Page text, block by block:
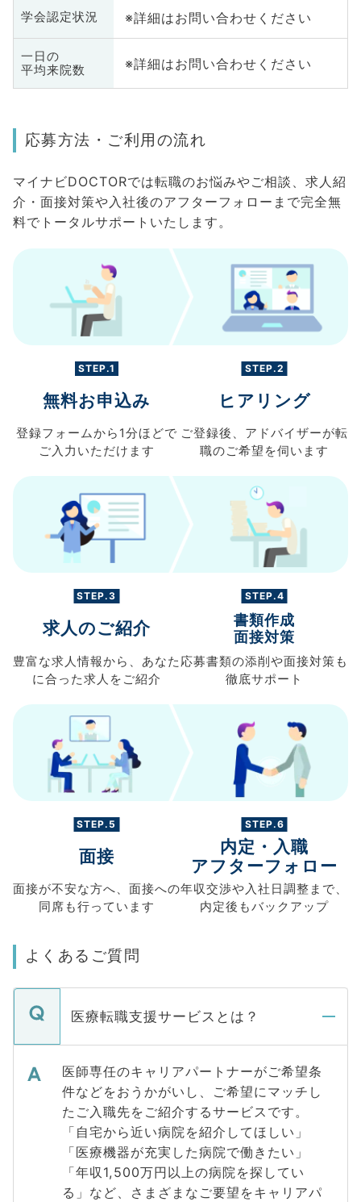
学会認定状況 ※詳細はお問い合わせください
一日の
平均来院数
※詳細はお問い合わせください
応募方法・ご利用の流れ
マイナビDOCTORでは転職のお悩みやご相談、求人紹
介・面接対策や入社後のアフターフォローまで完全無
料でトータルサポートいたします。
STEP.1
無料お申込み
登録フォームから 1分ほどで
ご入力 いただけます
STEP.2
ヒアリング
ご登録後、 アドバイザーが転
職のご希望を伺います
STEP.3
求人のご紹介
豊富な求人情報から、 あなた
に合った求人を ご紹介
STEP.4
書類作成
面接対策
応募書類の添削や面接対策も
徹底サポート
STEP.5
面接
面接が不安な方へ、 面接への
同席も行っています
STEP.6
内定・入職
アフターフォロー
年収交渉や入社日調整まで、
内定後もバックアップ
よくあるご質問
医療転職支援サービスとは？
医師専任のキャリアパートナーがご希望条
件などをおうかがいし、ご希望にマッチし
たご入職先をご紹介するサービスです。
「自宅から近い病院を紹介してほしい」
「医療機器が充実した病院で働きたい」
「年収1,500万円以上の病院を探してい
る」など、さまざまなご要望をキャリアパ